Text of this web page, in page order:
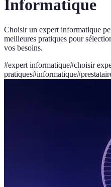
Informatique
Choisir un expert informatique
meilleures pratiques pour
vos besoins.
#expert informatique#choisir
pratiques#informatique#